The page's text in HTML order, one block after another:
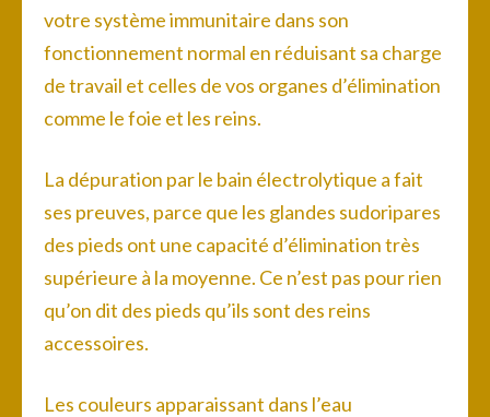
votre système immunitaire dans son
fonctionnement normal en réduisant sa charge
de travail et celles de vos organes d’élimination
comme le foie et les reins.
La dépuration par le bain électrolytique a fait
ses preuves, parce que les glandes sudoripares
des pieds ont une capacité d’élimination très
supérieure à la moyenne. Ce n’est pas pour rien
qu’on dit des pieds qu’ils sont des reins
accessoires.
Les couleurs apparaissant dans l’eau